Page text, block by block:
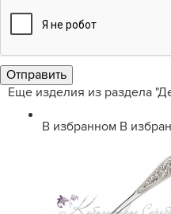
Еще изделия из раздела
В избранном В